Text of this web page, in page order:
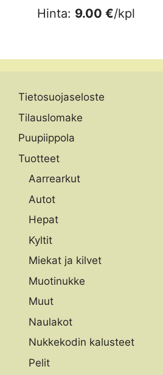
Hinta: 9.00 €/kpl
Tietosuojaseloste
Tilauslomake
Puupiippola
Tuotteet
Aarrearkut
Autot
Hepat
Kyltit
Miekat ja kilvet
Muotinukke
Muut
Naulakot
Nukkekodin kalusteet
Pelit